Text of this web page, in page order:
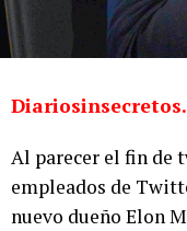
Al parecer el fin de
empleados de
nuevo dueño Elon